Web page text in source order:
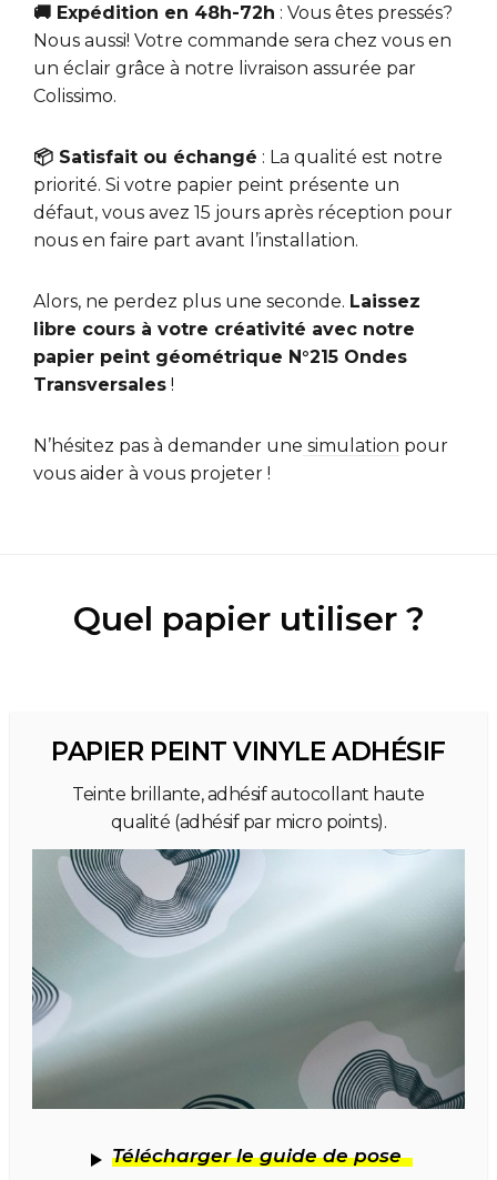
🚚 Expédition en 48h-72h : Vous êtes pressés?
Nous aussi! Votre commande sera chez vous en
un éclair grâce à notre livraison assurée par
Colissimo.
📦 Satisfait ou échangé : La qualité est notre
priorité. Si votre papier peint présente un
défaut, vous avez 15 jours après réception pour
nous en faire part avant l’installation.
Alors, ne perdez plus une seconde. Laissez
libre cours à votre créativité avec notre
papier peint géométrique N°215 Ondes
Transversales !
N’hésitez pas à demander une simulation pour
vous aider à vous projeter !
Quel papier utiliser ?
PAPIER PEINT VINYLE ADHÉSIF
Teinte brillante, adhésif autocollant haute
qualité (adhésif par micro points).
Télécharger le guide de pose